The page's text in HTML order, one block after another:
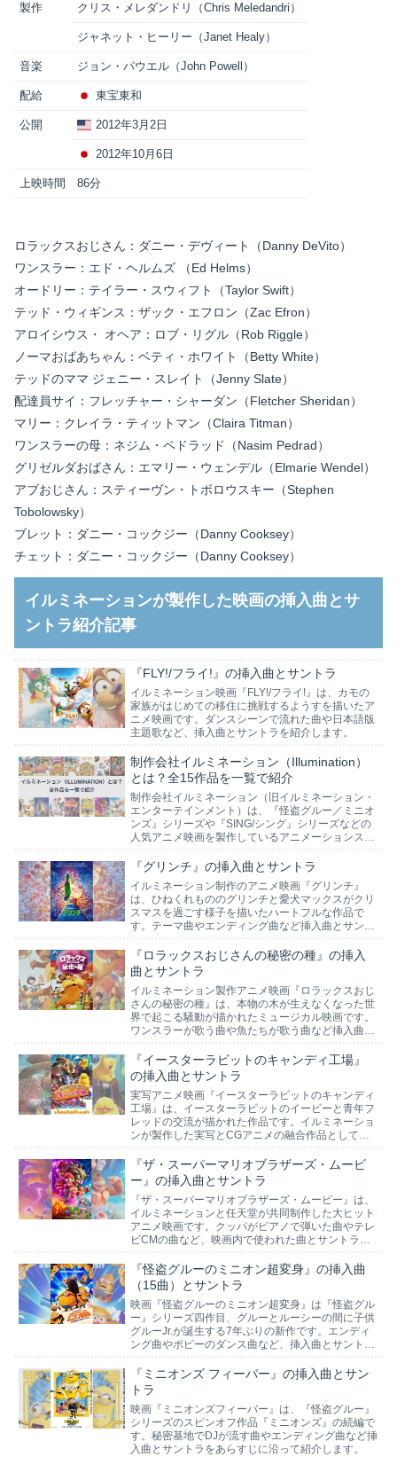
製作 クリス・メレダンドリ（Chris Meledandri）
ジャネット・ヒーリー（Janet Healy）
音楽 ジョン・パウエル（John Powell）
配給 東宝東和
公開 2012年3月2日
2012年10月6日
上映時間 86分
ロラックスおじさん：ダニー・デヴィート（Danny DeVito）
ワンスラー：エド・ヘルムズ （Ed Helms）
オードリー：テイラー・スウィフト（Taylor Swift）
テッド・ウィギンス：ザック・エフロン（Zac Efron）
アロイシウス・ オヘア：ロブ・リグル（Rob Riggle）
ノーマおばあちゃん：ベティ・ホワイト（Betty White）
テッドのママ ジェニー・スレイト（Jenny Slate）
配達員サイ：フレッチャー・シャーダン（Fletcher Sheridan）
マリー：クレイラ・ティットマン（Claira Titman）
ワンスラーの母：ネジム・ペドラッド（Nasim Pedrad）
グリゼルダおばさん：エマリー・ウェンデル（Elmarie Wendel）
アブおじさん：スティーヴン・トボロウスキー（Stephen
Tobolowsky）
ブレット：ダニー・コックジー（Danny Cooksey）
チェット：ダニー・コックジー（Danny Cooksey）
イルミネーションが製作した映画の挿入曲とサ
ントラ紹介記事
『FLY!/フライ!』の挿入曲とサントラ
イルミネーション映画『FLY!/フライ!』は、カモの
家族がはじめての移住に挑戦するようすを描いたア
ニメ映画です。ダンスシーンで流れた曲や日本語版
主題歌など、挿入曲とサントラを紹介します。
制作会社イルミネーション（Illumination）
とは？全15作品を一覧で紹介
制作会社イルミネーション（旧イルミネーション・
エンターテインメント）は、『怪盗グルー／ミニオ
ンズ』シリーズや『SING/シング』シリーズなどの
人気アニメ映画を製作しているアニメーションスタ
で大成…
『グリンチ』の挿入曲とサントラ
イルミネーション制作のアニメ映画『グリンチ』
は、ひねくれもののグリンチと愛犬マックスがクリ
スマスを過ごす様子を描いたハートフルな作品で
す。テーマ曲やエンディング曲など挿入曲とサント
『ロラックスおじさんの秘密の種』の挿入
曲とサントラ
イルミネーション製作アニメ映画『ロラックスおじ
さんの秘密の種』は、本物の木が生えなくなった世
界で起こる騒動が描かれたミュージカル映画です。
ワンスラーが歌う曲や魚たちが歌う曲など挿入曲と
『イースターラビットのキャンディ工場』
の挿入曲とサントラ
実写アニメ映画『イースターラビットのキャンディ
工場』は、イースターラビットのイービーと青年フ
レッドの交流が描かれた作品です。イルミネーショ
ンが製作した実写とCGアニメの融合作品として話
グ曲など挿入曲を紹介します。
『ザ・スーパーマリオブラザーズ・ムービ
ー』の挿入曲とサントラ
『ザ・スーパーマリオブラザーズ・ムービー』は、
イルミネーションと任天堂が共同制作した大ヒット
アニメ映画です。クッパがピアノで弾いた曲やテレ
ビCMの曲など、映画内で使われた曲とサントラを
『怪盗グルーのミニオン超変身』の挿入曲
（15曲）とサントラ
映画『怪盗グルーのミニオン超変身』は『怪盗グル
ー』シリーズ四作目、グルーとルーシーの間に子供
グルーJr.が誕生する7年ぶりの新作です。エンディ
ング曲やポピーのダンス曲など、挿入曲とサントラ
『ミニオンズ フィーバー』の挿入曲とサン
トラ
映画『ミニオンズフィーバー』は、『怪盗グルー』
シリーズのスピンオフ作品『ミニオンズ』の続編で
す。秘密基地でDJが流す曲やエンディング曲など挿
入曲とサントラをあらすじに沿って紹介します。